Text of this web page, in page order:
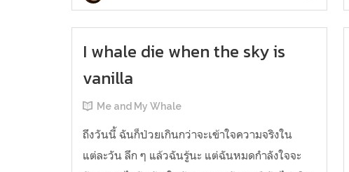
I whale die when the sky is
vanilla
Me and My Whale
ถึงวันนี้ ฉันก็ป่วยเกินกว่าจะเข้าใจความจริงใน
แต่ละวัน ลึก ๆ แล้วฉันรู้นะ แต่ฉันหมดกำลังใจจะ